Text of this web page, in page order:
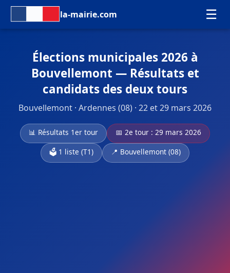
la-mairie.com ☰
Élections municipales 2026 à
Bouvellemont — Résultats et
candidats des deux tours
Bouvellemont · Ardennes (08) · 22 et 29 mars 2026
📊 Résultats 1er tour
📅 2e tour : 29 mars 2026
🗳️ 1 liste (T1)
📍 Bouvellemont (08)